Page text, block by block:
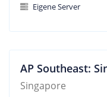
Eigene Server
AP Southeast:
Singapore